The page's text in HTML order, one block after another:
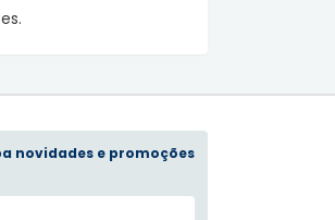
novidades e promoções